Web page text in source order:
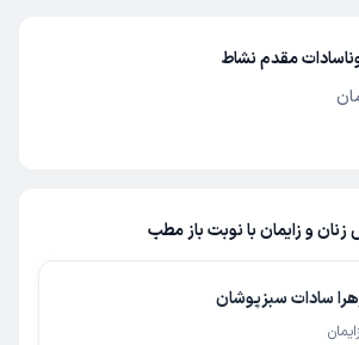
مقدم نشاط
و زایمان با نوبت باز مطب
سادات سبزپوشان